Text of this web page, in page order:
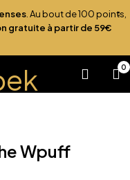
. Au bout de 100 points,
gratuite à partir de 59€
0
Wpuff